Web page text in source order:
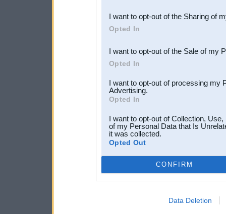
Downstream Participants
third parties.
I want to opt-out of the Sharing of
Opted In
I want to opt-out of the Sale of my
Opted In
I want to opt-out of processing my
Advertising.
Opted In
I want to opt-out of Collection,
of my Personal Data that Is
it was collected.
Opted Out
CONFIRM
Data Deletion